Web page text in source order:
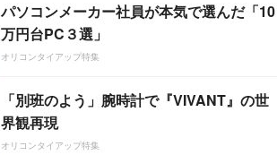
パソコンメーカー社員が本気で選んだ「10
万円台PC３選」
オリコンタイアップ特集
「別班のよう」腕時計で『VIVANT』の世
界観再現
オリコンタイアップ特集